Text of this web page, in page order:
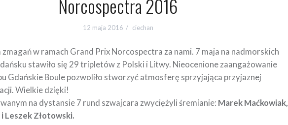
Norcospectra 2016
12 maja 2016 ciechan
zmagań w ramach Grand Prix Norcospectra za nami. 7 maja na nadmorskich
stawiło się 29 tripletów z Polski i Litwy. Nieocenione zaangażowanie
Gdańskie Boule pozwoliło stworzyć atmosferę sprzyjająca przyjaznej
Wielkie dzięki!
na dystansie 7 rund szwajcara zwyciężyli śremianie: Marek Maćkowiak,
Leszek Złotowski.